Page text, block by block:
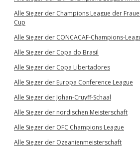
Alle Sieger der Champions League der
Cup
Alle Sieger der CONCACAF-Champions-
Alle Sieger der Copa do Brasil
Alle Sieger der Copa Libertadores
Alle Sieger der Europa Conference League
Alle Sieger der Johan-Cruyff-Schaal
Alle Sieger der nordischen Meisterschaft
Alle Sieger der OFC Champions League
Alle Sieger der Ozeanienmeisterschaft